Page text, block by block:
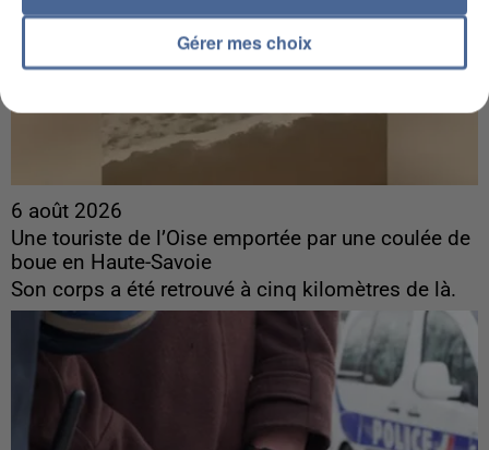
6 août 2026
Une touriste de l’Oise emportée par une coulée de
boue en Haute-Savoie
Son corps a été retrouvé à cinq kilomètres de là.
Gérer mes choix